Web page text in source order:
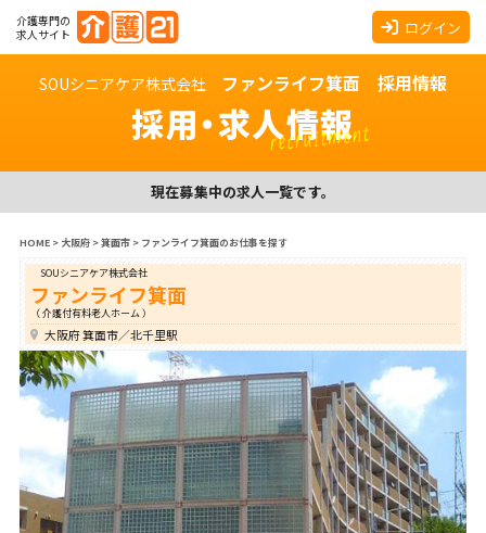
介護専門の
求人サイト
ログイン
SOUシニアケア株式会社 ファンライフ箕面 採用情報
採用・求人情報
recruitment
現在募集中の求人一覧です。
HOME> 大阪府>箕面市> ファンライフ箕面のお仕事を探す
SOUシニアケア株式会社
ファンライフ箕面
（ 介護付有料老人ホーム ）
大阪府 箕面市／北千里駅